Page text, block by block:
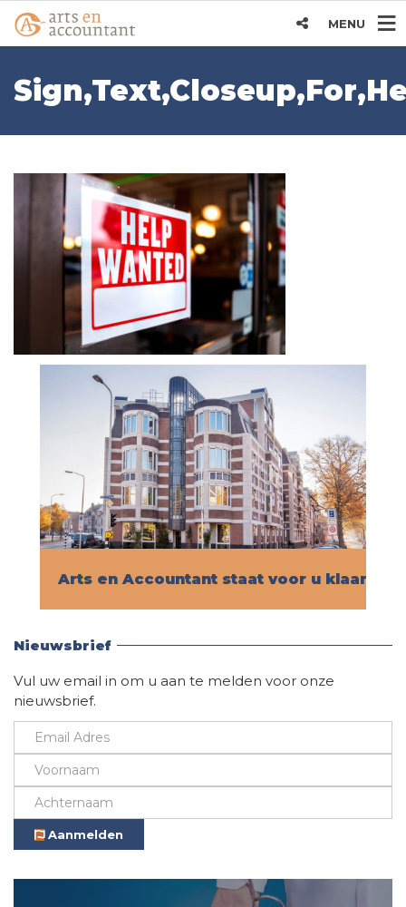
MENU
Arts en Accountant staat voor u klaar!
Nieuwsbrief
Vul uw email in om u aan te melden voor onze
nieuwsbrief.
Aanmelden